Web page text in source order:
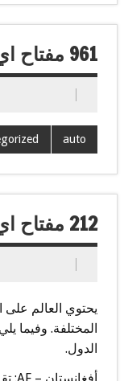
961 مفتاح اي دولة مع معلومات عنها
auto
212 مفتاح اي دولة مع معلومات عنها
يحتوي العالم على
الدول.